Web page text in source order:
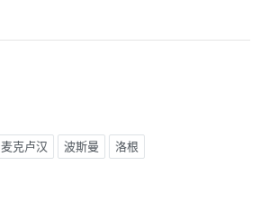
麦克卢汉 波斯曼 洛根